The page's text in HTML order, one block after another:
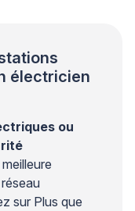
électricien
ou
sur Plus que